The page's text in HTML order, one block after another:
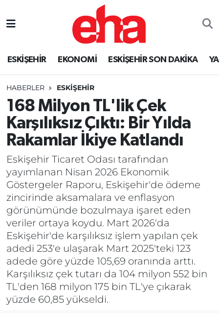
ESKİŞEHİR EKONOMİ ESKİŞEHİR SON DAKİKA
HABERLER ESKİŞEHİR
168 Milyon TL'lik Çek
Karşılıksız Çıktı: Bir Yılda
Rakamlar İkiye Katlandı
Eskişehir Ticaret Odası tarafından
yayımlanan Nisan 2026 Ekonomik
Göstergeler Raporu, Eskişehir'de ödeme
zincirinde aksamalara ve enflasyon
görünümünde bozulmaya işaret eden
veriler ortaya koydu. Mart 2026'da
Eskişehir'de karşılıksız işlem yapılan çek
adedi 253'e ulaşarak Mart 2025'teki 123
adede göre yüzde 105,69 oranında arttı.
Karşılıksız çek tutarı da 104 milyon 552 bin
TL'den 168 milyon 175 bin TL'ye çıkarak
yüzde 60,85 yükseldi.